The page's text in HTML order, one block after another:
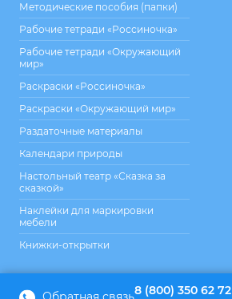
Методические пособия (папки)
Рабочие тетради «Россиночка»
Рабочие тетради «Окружающий
мир»
Раскраски «Россиночка»
Раскраски «Окружающий мир»
Раздаточные материалы
Календари природы
Настольный театр «Сказка за
сказкой»
Наклейки для маркировки
мебели
Книжки-открытки
8 (800) 350 62 72